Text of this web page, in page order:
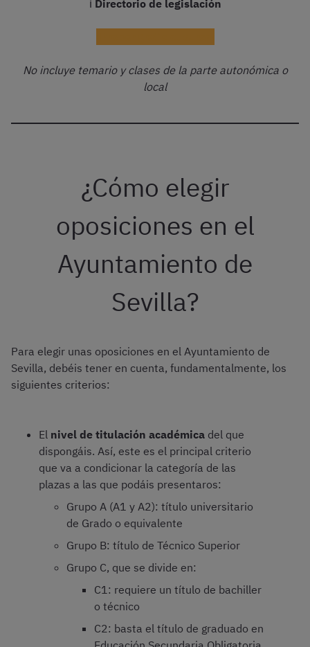
ℹ️ Directorio de legislación
No incluye temario y clases de la parte autonómica o
local
¿Cómo elegir
oposiciones en el
Ayuntamiento de
Sevilla?
Para elegir unas oposiciones en el Ayuntamiento de
Sevilla, debéis tener en cuenta, fundamentalmente, los
siguientes criterios:
El nivel de titulación académica del que
dispongáis. Así, este es el principal criterio
que va a condicionar la categoría de las
plazas a las que podáis presentaros:
Grupo A (A1 y A2): título universitario
de Grado o equivalente
Grupo B: título de Técnico Superior
Grupo C, que se divide en:
C1: requiere un título de bachiller
o técnico
C2: basta el título de graduado en